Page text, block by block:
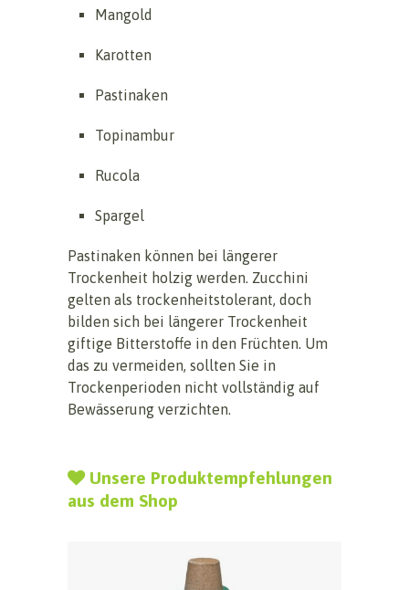
Mangold
Karotten
Pastinaken
Topinambur
Rucola
Spargel
Pastinaken können bei längerer
Trockenheit holzig werden. Zucchini
gelten als trockenheitstolerant, doch
bilden sich bei längerer Trockenheit
giftige Bitterstoffe in den Früchten. Um
das zu vermeiden, sollten Sie in
Trockenperioden nicht vollständig auf
Bewässerung verzichten.
Unsere Produktempfehlungen
aus dem Shop